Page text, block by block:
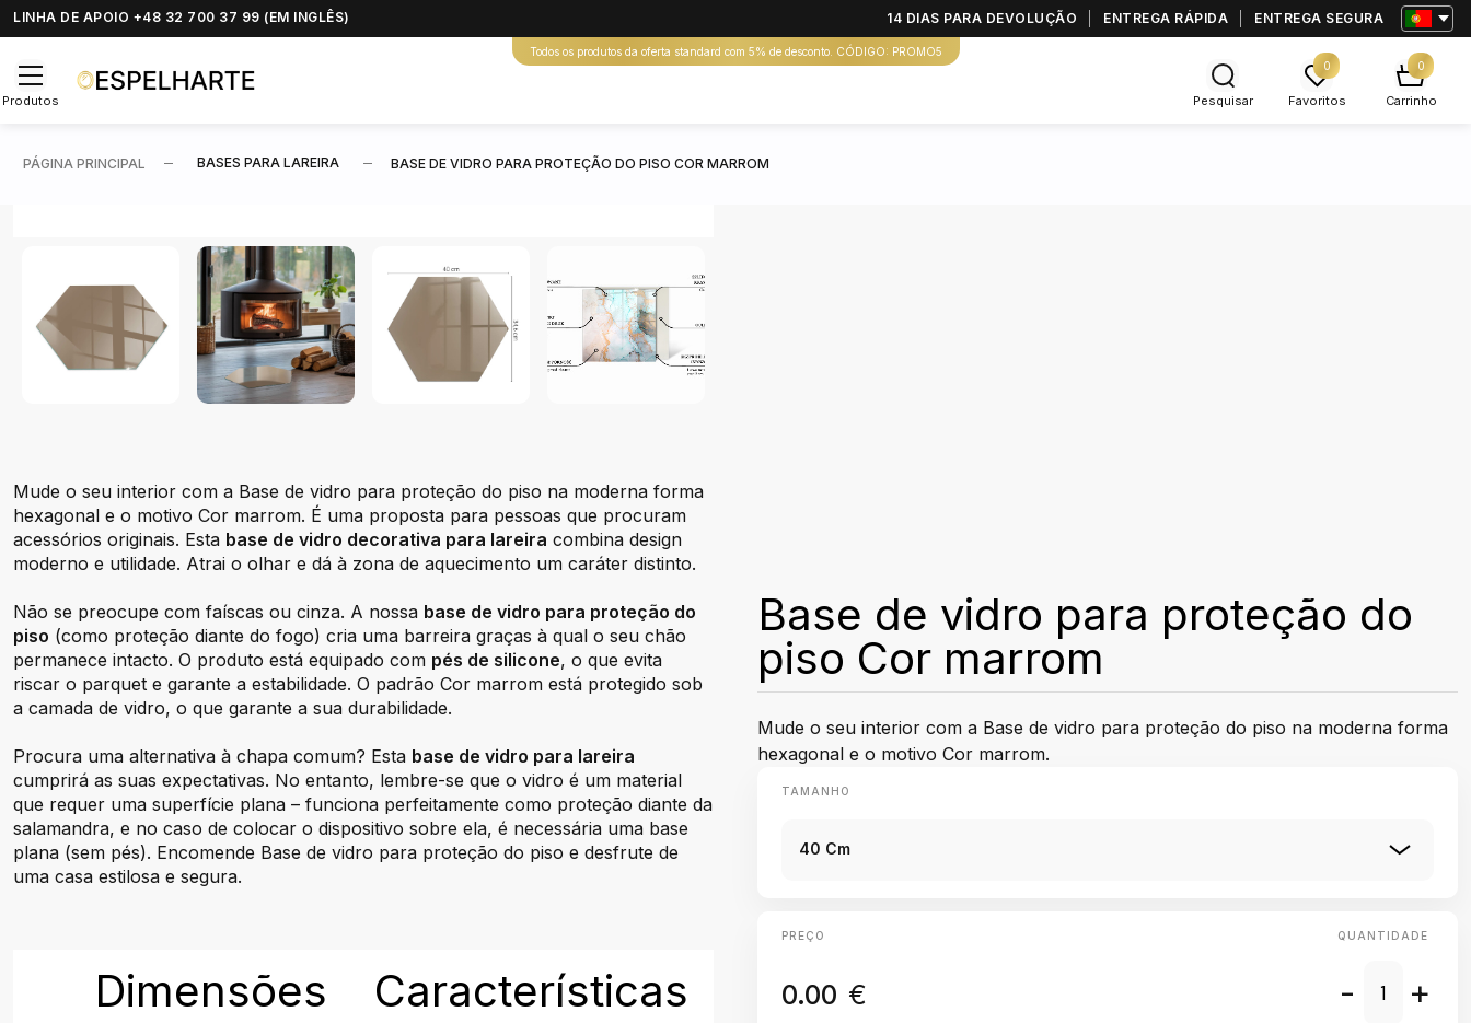
LINHA DE APOIO +48 32 700 37 99 (EM INGLÊS) 14 DIAS PARA DEVOLUÇÃO ENTREGA RÁPIDA ENTREGA SEGURA
Todos os produtos da oferta standard com 5% de desconto. CÓDIGO: PROMO5
Produtos Pesquisar
0
Favoritos
0
Carrinho
PÁGINA PRINCIPAL BASES PARA LAREIRA BASE DE VIDRO PARA PROTEÇÃO DO PISO COR MARROM
Mude o seu interior com a Base de vidro para proteção do piso na moderna forma
hexagonal e o motivo Cor marrom. É uma proposta para pessoas que procuram
acessórios originais. Esta base de vidro decorativa para lareira combina design
moderno e utilidade. Atrai o olhar e dá à zona de aquecimento um caráter distinto.
Não se preocupe com faíscas ou cinza. A nossa base de vidro para proteção do
piso (como proteção diante do fogo) cria uma barreira graças à qual o seu chão
permanece intacto. O produto está equipado com pés de silicone, o que evita
riscar o parquet e garante a estabilidade. O padrão Cor marrom está protegido sob
a camada de vidro, o que garante a sua durabilidade.
Procura uma alternativa à chapa comum? Esta base de vidro para lareira
cumprirá as suas expectativas. No entanto, lembre-se que o vidro é um material
que requer uma superfície plana – funciona perfeitamente como proteção diante da
salamandra, e no caso de colocar o dispositivo sobre ela, é necessária uma base
plana (sem pés). Encomende Base de vidro para proteção do piso e desfrute de
uma casa estilosa e segura.
Dimensões
Características
Base de vidro para proteção do
piso Cor marrom
Mude o seu interior com a Base de vidro para proteção do piso na moderna forma
hexagonal e o motivo Cor marrom.
TAMANHO
40 Cm
PREÇO
0.00 €
QUANTIDADE
- +